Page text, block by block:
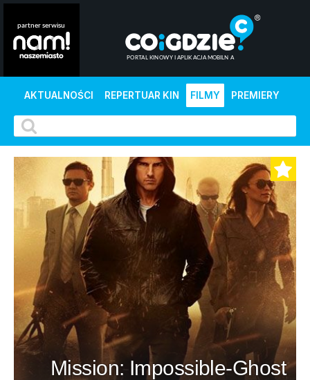
AKTUALNOŚCI REPERTUAR KIN FILMY PREMIERY
Mission: Impossible-Ghost